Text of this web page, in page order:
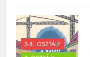
5-8. OSZTÁLY